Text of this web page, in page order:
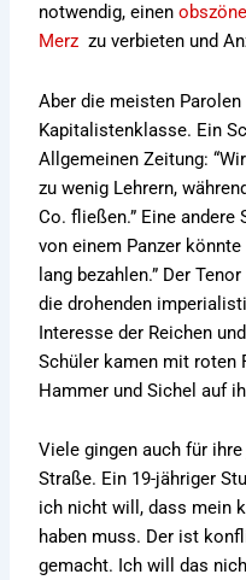
notwendig, einen
Merz zu verbieten und
Aber die meisten
Kapitalistenklasse. Ein
Allgemeinen Zeitung:
zu wenig Lehrern,
Co. fließen.” Eine andere
von einem Panzer
lang bezahlen.” Der
die drohenden
Interesse der Reichen
Schüler kamen mit roten
Hammer und Sichel auf
Viele gingen auch für
Straße. Ein 19-jähriger
ich nicht will, dass mein
haben muss. Der ist
gemacht. Ich will das